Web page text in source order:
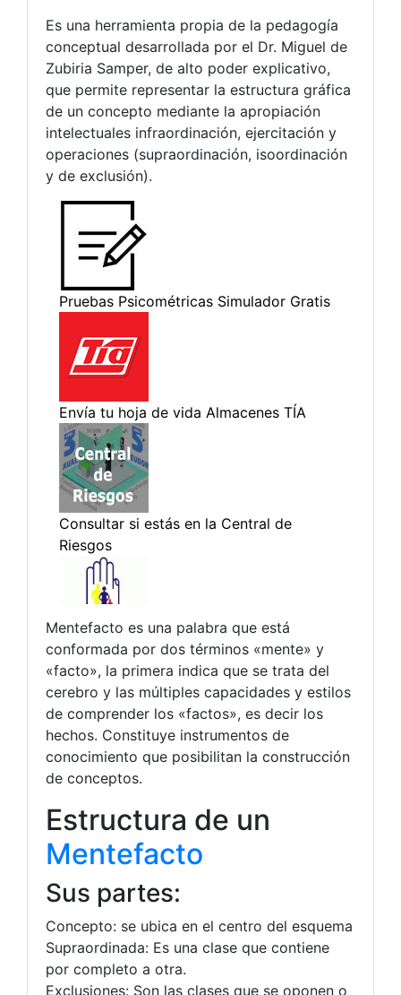
Es una herramienta propia de la pedagogía
conceptual desarrollada por el Dr. Miguel de
Zubiria Samper, de alto poder explicativo,
que permite representar la estructura gráfica
de un concepto mediante la apropiación
intelectuales infraordinación, ejercitación y
operaciones (supraordinación, isoordinación
y de exclusión).
Mentefacto es una palabra que está
conformada por dos términos «mente» y
«facto», la primera indica que se trata del
cerebro y las múltiples capacidades y estilos
de comprender los «factos», es decir los
hechos. Constituye instrumentos de
conocimiento que posibilitan la construcción
de conceptos.
Estructura de un
Mentefacto
Sus partes:
Concepto: se ubica en el centro del esquema
Supraordinada: Es una clase que contiene
por completo a otra.
Exclusiones: Son las clases que se oponen o